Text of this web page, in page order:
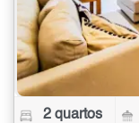
2 quartos